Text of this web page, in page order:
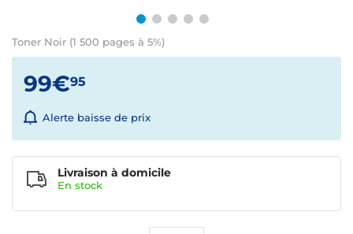
Toner Noir (1 500 pages à 5%)
99€95
Alerte baisse de prix
Livraison à domicile
En stock